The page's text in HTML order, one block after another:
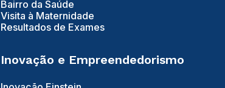
Bairro da Saúde
Visita à Maternidade
Resultados de Exames
Inovação e Empreendedorismo